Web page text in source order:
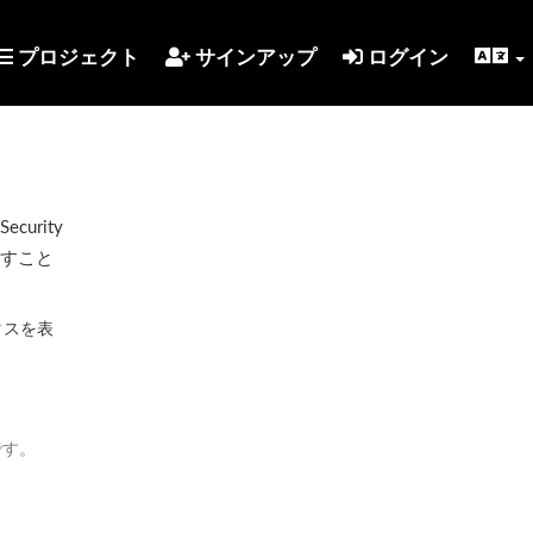
プロジェクト サインアップ ログイン
こと
を表
。